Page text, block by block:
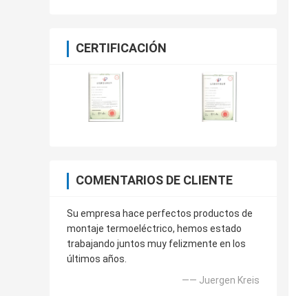
CERTIFICACIÓN
COMENTARIOS DE CLIENTE
Su empresa hace perfectos productos de
montaje termoeléctrico, hemos estado
trabajando juntos muy felizmente en los
últimos años.
—— Juergen Kreis